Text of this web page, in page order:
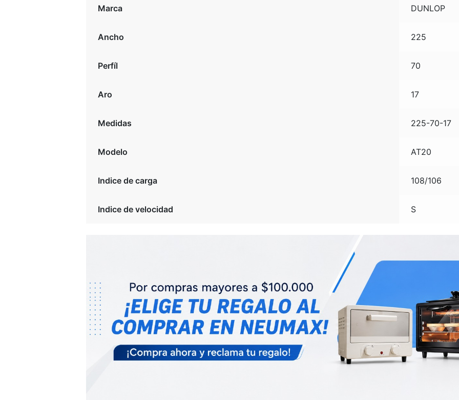
Marca DUNLOP
Ancho 225
Perfíl 70
Aro 17
Medidas 225-70-17
Modelo AT20
Indice de carga 108/106
Indice de velocidad S